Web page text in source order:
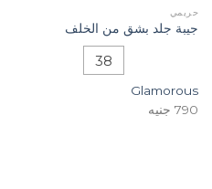
حريمي
جيبة جلد بشق من الخلف
38
Glamorous
790 جنيه